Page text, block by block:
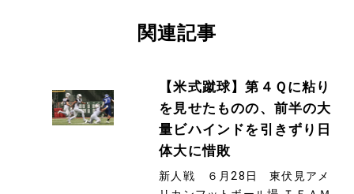
関連記事
【米式蹴球】第４Ｑに粘り
を見せたものの、前半の大
量ビハインドを引きずり日
体大に惜敗
新人戦 ６月28日 東伏見アメ